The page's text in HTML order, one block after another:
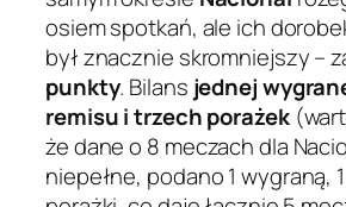
osiem spotkań, ale ich
był znacznie skromniejszy –
punkty. Bilans jednej
remisu i trzech porażek
że dane o 8 meczach dla
niepełne, podano 1 wygraną,